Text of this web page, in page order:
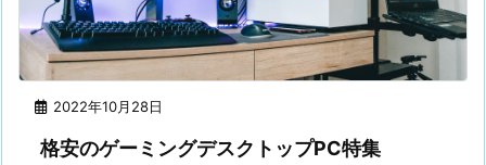
2022年10月28日
格安のゲーミングデスクトップPC特集